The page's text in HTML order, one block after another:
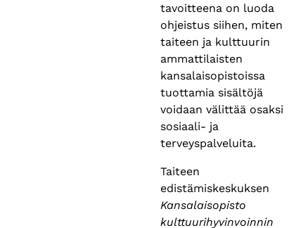
tavoitteena on luoda
ohjeistus siihen, miten
taiteen ja kulttuurin
ammattilaisten
kansalaisopistoissa
tuottamia sisältöjä
voidaan välittää osaksi
sosiaali- ja
terveyspalveluita.
Taiteen
edistämiskeskuksen
Kansalaisopisto
kulttuurihyvinvoinnin